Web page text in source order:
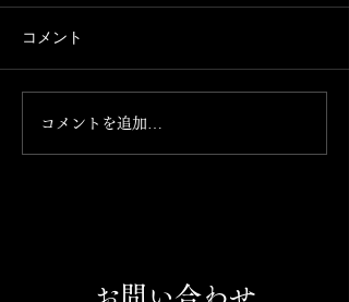
携帯を新しく買い替えたとこ
ろ、 Instagramが消えまし
ントで発信して参ります。
コメント
コメントを追加…
お問い合わせ